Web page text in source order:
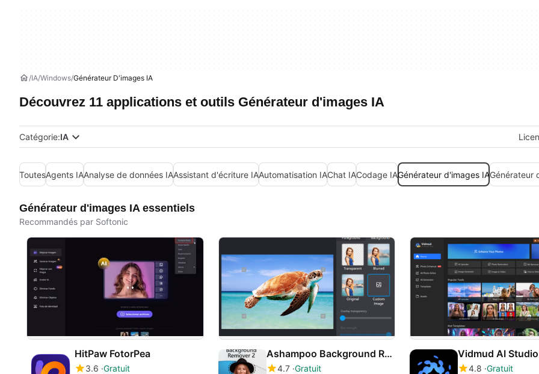
IA Windows Générateur D'images IA
Découvrez 11 applications et outils Générateur d'images IA
Catégorie:IA
ToutesAgents IAAnalyse de données IAAssistant d'écriture IAAutomatisation IAChat IACodage IAGénérateur d'images IAGénérateur
Générateur d'images IA essentiels
Recommandés par Softonic
HitPaw FotorPea
3.6 Gratuit
Ashampoo Background Remover 2
4.7 Gratuit
Vidmud AI Studio
4.8 Gratuit